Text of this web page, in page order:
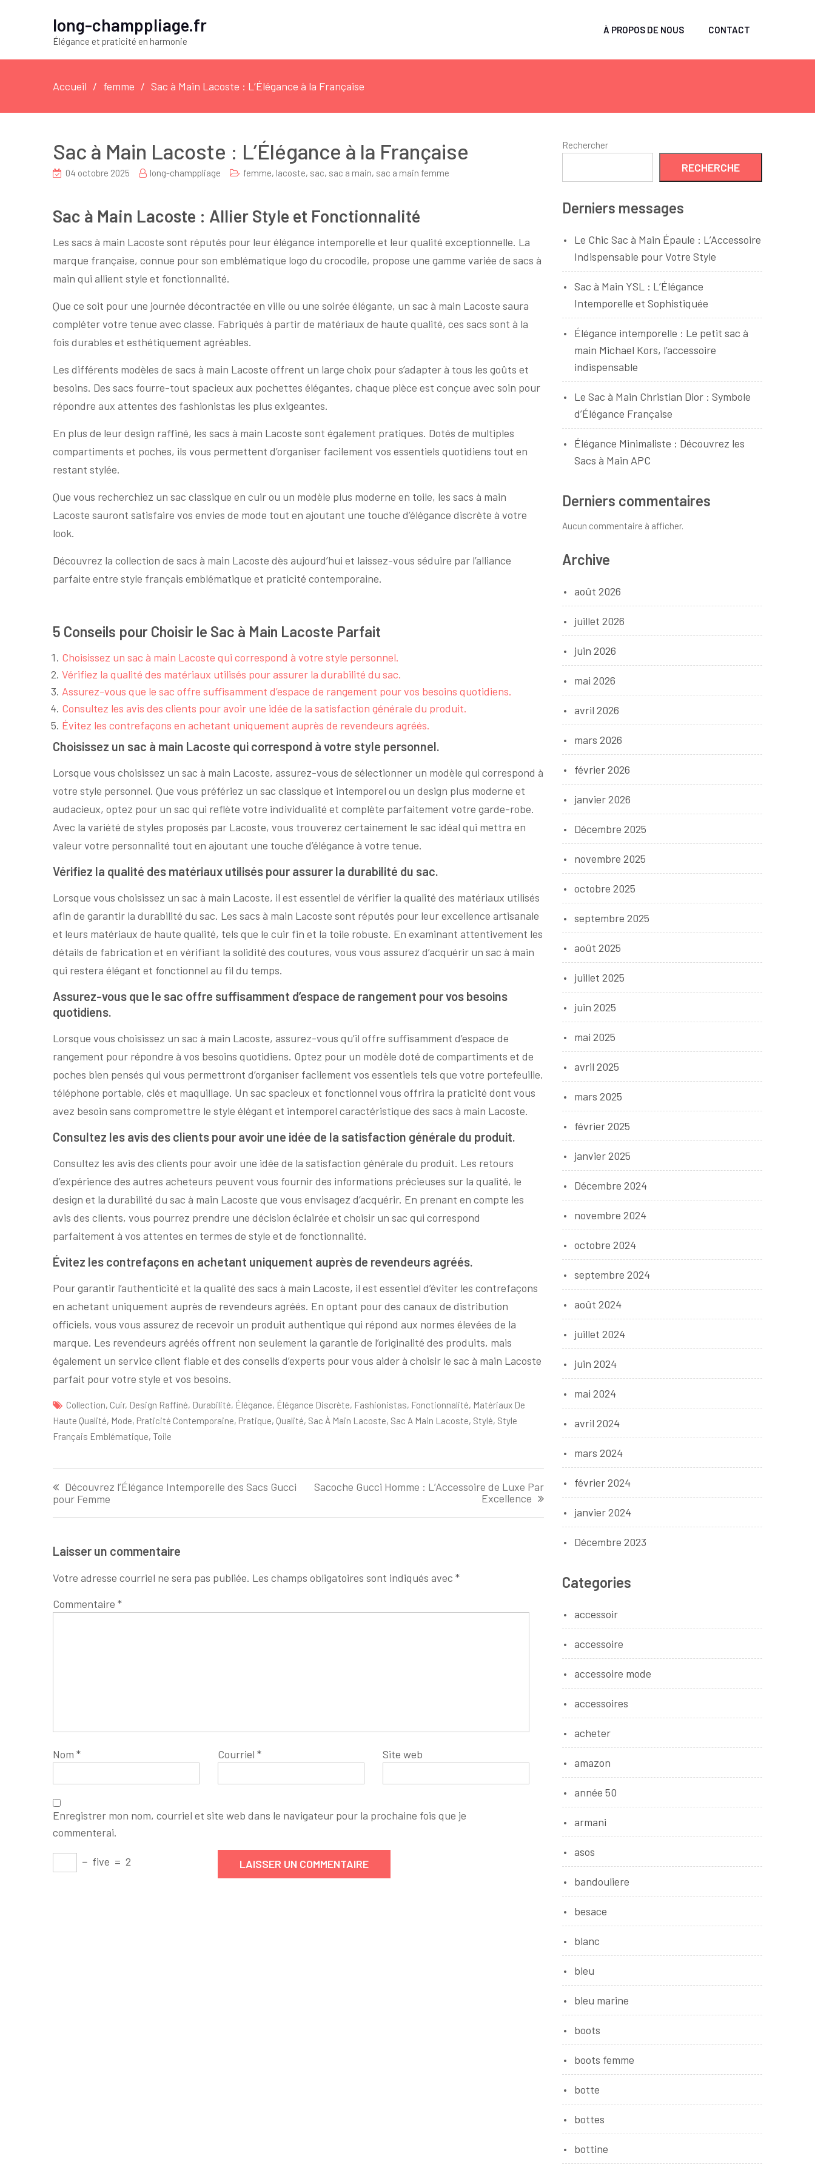
long-champpliage.fr
Élégance et praticité en harmonie
À PROPOS DE NOUS CONTACT
Accueil femme Sac à Main Lacoste : L’Élégance à la Française
Sac à Main Lacoste : L’Élégance à la Française
04 octobre 2025 long-champpliage femme, lacoste, sac, sac a main, sac a main femme
Sac à Main Lacoste : Allier Style et Fonctionnalité
Les sacs à main Lacoste sont réputés pour leur élégance intemporelle et leur qualité exceptionnelle. La
marque française, connue pour son emblématique logo du crocodile, propose une gamme variée de sacs à
main qui allient style et fonctionnalité.
Que ce soit pour une journée décontractée en ville ou une soirée élégante, un sac à main Lacoste saura
compléter votre tenue avec classe. Fabriqués à partir de matériaux de haute qualité, ces sacs sont à la
fois durables et esthétiquement agréables.
Les différents modèles de sacs à main Lacoste offrent un large choix pour s’adapter à tous les goûts et
besoins. Des sacs fourre-tout spacieux aux pochettes élégantes, chaque pièce est conçue avec soin pour
répondre aux attentes des fashionistas les plus exigeantes.
En plus de leur design raffiné, les sacs à main Lacoste sont également pratiques. Dotés de multiples
compartiments et poches, ils vous permettent d’organiser facilement vos essentiels quotidiens tout en
restant stylée.
Que vous recherchiez un sac classique en cuir ou un modèle plus moderne en toile, les sacs à main
Lacoste sauront satisfaire vos envies de mode tout en ajoutant une touche d’élégance discrète à votre
look.
Découvrez la collection de sacs à main Lacoste dès aujourd’hui et laissez-vous séduire par l’alliance
parfaite entre style français emblématique et praticité contemporaine.
5 Conseils pour Choisir le Sac à Main Lacoste Parfait
Choisissez un sac à main Lacoste qui correspond à votre style personnel.
Vérifiez la qualité des matériaux utilisés pour assurer la durabilité du sac.
Assurez-vous que le sac offre suffisamment d’espace de rangement pour vos besoins quotidiens.
Consultez les avis des clients pour avoir une idée de la satisfaction générale du produit.
Évitez les contrefaçons en achetant uniquement auprès de revendeurs agréés.
Choisissez un sac à main Lacoste qui correspond à votre style personnel.
Lorsque vous choisissez un sac à main Lacoste, assurez-vous de sélectionner un modèle qui correspond à
votre style personnel. Que vous préfériez un sac classique et intemporel ou un design plus moderne et
audacieux, optez pour un sac qui reflète votre individualité et complète parfaitement votre garde-robe.
Avec la variété de styles proposés par Lacoste, vous trouverez certainement le sac idéal qui mettra en
valeur votre personnalité tout en ajoutant une touche d’élégance à votre tenue.
Vérifiez la qualité des matériaux utilisés pour assurer la durabilité du sac.
Lorsque vous choisissez un sac à main Lacoste, il est essentiel de vérifier la qualité des matériaux utilisés
afin de garantir la durabilité du sac. Les sacs à main Lacoste sont réputés pour leur excellence artisanale
et leurs matériaux de haute qualité, tels que le cuir fin et la toile robuste. En examinant attentivement les
détails de fabrication et en vérifiant la solidité des coutures, vous vous assurez d’acquérir un sac à main
qui restera élégant et fonctionnel au fil du temps.
Assurez-vous que le sac offre suffisamment d’espace de rangement pour vos besoins
quotidiens.
Lorsque vous choisissez un sac à main Lacoste, assurez-vous qu’il offre suffisamment d’espace de
rangement pour répondre à vos besoins quotidiens. Optez pour un modèle doté de compartiments et de
poches bien pensés qui vous permettront d’organiser facilement vos essentiels tels que votre portefeuille,
téléphone portable, clés et maquillage. Un sac spacieux et fonctionnel vous offrira la praticité dont vous
avez besoin sans compromettre le style élégant et intemporel caractéristique des sacs à main Lacoste.
Consultez les avis des clients pour avoir une idée de la satisfaction générale du produit.
Consultez les avis des clients pour avoir une idée de la satisfaction générale du produit. Les retours
d’expérience des autres acheteurs peuvent vous fournir des informations précieuses sur la qualité, le
design et la durabilité du sac à main Lacoste que vous envisagez d’acquérir. En prenant en compte les
avis des clients, vous pourrez prendre une décision éclairée et choisir un sac qui correspond
parfaitement à vos attentes en termes de style et de fonctionnalité.
Évitez les contrefaçons en achetant uniquement auprès de revendeurs agréés.
Pour garantir l’authenticité et la qualité des sacs à main Lacoste, il est essentiel d’éviter les contrefaçons
en achetant uniquement auprès de revendeurs agréés. En optant pour des canaux de distribution
officiels, vous vous assurez de recevoir un produit authentique qui répond aux normes élevées de la
marque. Les revendeurs agréés offrent non seulement la garantie de l’originalité des produits, mais
également un service client fiable et des conseils d’experts pour vous aider à choisir le sac à main Lacoste
parfait pour votre style et vos besoins.
Collection, Cuir, Design Raffiné, Durabilité, Élégance, Élégance Discrète, Fashionistas, Fonctionnalité, Matériaux De
Haute Qualité, Mode, Praticité Contemporaine, Pratique, Qualité, Sac À Main Lacoste, Sac A Main Lacoste, Stylé, Style
Français Emblématique, Toile
Navigation
de
l'article
Découvrez l’Élégance Intemporelle des Sacs Gucci
pour Femme
Sacoche Gucci Homme : L’Accessoire de Luxe Par
Excellence
Laisser un commentaire
Votre adresse courriel ne sera pas publiée. Les champs obligatoires sont indiqués avec *
Commentaire *
Nom * Courriel * Site web
Enregistrer mon nom, courriel et site web dans le navigateur pour la prochaine fois que je
commenterai.
− five = 2
Rechercher
RECHERCHE
Derniers messages
Le Chic Sac à Main Épaule : L’Accessoire
Indispensable pour Votre Style
Sac à Main YSL : L’Élégance
Intemporelle et Sophistiquée
Élégance intemporelle : Le petit sac à
main Michael Kors, l’accessoire
indispensable
Le Sac à Main Christian Dior : Symbole
d’Élégance Française
Élégance Minimaliste : Découvrez les
Sacs à Main APC
Derniers commentaires
Aucun commentaire à afficher.
Archive
août 2026
juillet 2026
juin 2026
mai 2026
avril 2026
mars 2026
février 2026
janvier 2026
Décembre 2025
novembre 2025
octobre 2025
septembre 2025
août 2025
juillet 2025
juin 2025
mai 2025
avril 2025
mars 2025
février 2025
janvier 2025
Décembre 2024
novembre 2024
octobre 2024
septembre 2024
août 2024
juillet 2024
juin 2024
mai 2024
avril 2024
mars 2024
février 2024
janvier 2024
Décembre 2023
Categories
accessoir
accessoire
accessoire mode
accessoires
acheter
amazon
année 50
armani
asos
bandouliere
besace
blanc
bleu
bleu marine
boots
boots femme
botte
bottes
bottine